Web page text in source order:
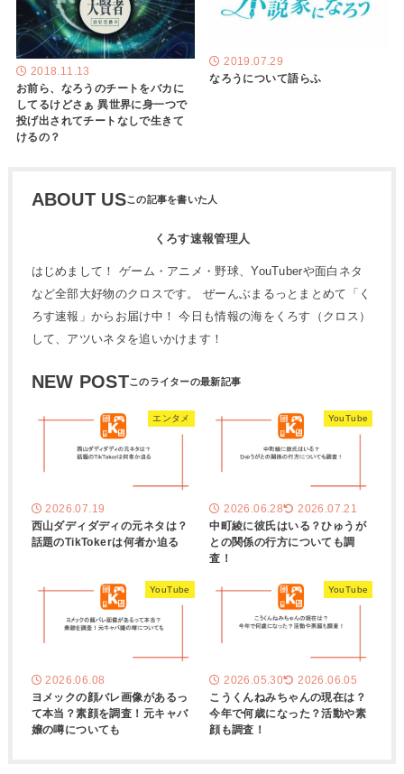
2018.11.13
お前ら、なろうのチートをバカに
してるけどさぁ 異世界に身一つで
投げ出されてチートなしで生きて
けるの？
2019.07.29
なろうについて語らふ
ABOUT US
くろす速報管理人
はじめまして！ ゲーム・アニメ・野球、YouTuberや面白ネタ
など全部大好物のクロスです。 ぜーんぶまるっとまとめて「く
ろす速報」からお届け中！ 今日も情報の海をくろす（クロス）
して、アツいネタを追いかけます！
NEW POST
エンタメ
2026.07.19
西山ダディダディの元ネタは？
話題のTikTokerは何者か迫る
YouTube
2026.06.28 2026.07.21
中町綾に彼氏はいる？ひゅうが
との関係の行方についても調
査！
YouTube
2026.06.08
ヨメックの顔バレ画像があるっ
て本当？素顔を調査！元キャバ
嬢の噂についても
YouTube
2026.05.30 2026.06.05
こうくんねみちゃんの現在は？
今年で何歳になった？活動や素
顔も調査！